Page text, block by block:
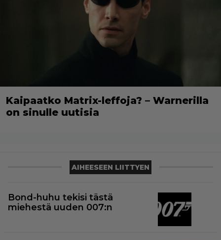
Kaipaatko Matrix-leffoja? – Warnerilla
on sinulle uutisia
AIHEESEEN LIITTYEN
Bond-huhu tekisi tästä
miehestä uuden 007:n